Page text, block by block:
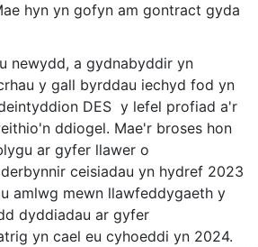
hyn yn gofyn am gontract gyda
newydd, a gydnabyddir yn
y gall byrddau iechyd fod yn
DES y lefel profiad a'r
ddiogel. Mae'r broses hon
ar gyfer llawer o
ceisiadau yn hydref 2023
amlwg mewn llawfeddygaeth y
dyddiadau ar gyfer
yn cael eu cyhoeddi yn 2024.